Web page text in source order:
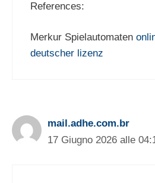
References:
Merkur Spielautomaten
deutscher lizenz
mail.adhe.com.br
17 Giugno 2026 alle